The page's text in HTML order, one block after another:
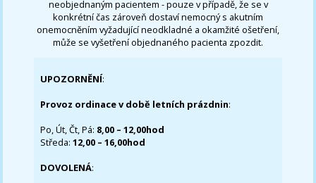
neobjednaným pacientem - pouze v případě, že se v
konkrétní čas zároveň dostaví nemocný s akutním
onemocněním vyžadující neodkladné a okamžité ošetření,
může se vyšetření objednaného pacienta zpozdit.
UPOZORNĚNÍ:
Provoz ordinace v době letních prázdnin:
Po, Út, Čt, Pá: 8,00 – 12,00hod
Středa:12,00 – 16,00hod
DOVOLENÁ: